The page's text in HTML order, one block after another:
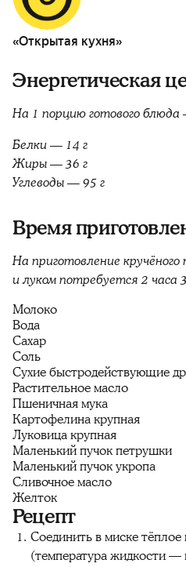
«Открытая кухня»
Энергетическая
На 1 порцию готового
Белки — 14 г
Жиры — 36 г
Углеводы — 95 г
Время
На приготовление
и луком потребуется 2 часа
Молоко
Вода
Сахар
Соль
Сухие быстродействующие
Растительное масло
Пшеничная мука
Картофелина крупная
Луковица крупная
Маленький пучок петрушки
Маленький пучок укропа
Сливочное масло
Желток
Рецепт
Соединить в миске
(температура жидкости —